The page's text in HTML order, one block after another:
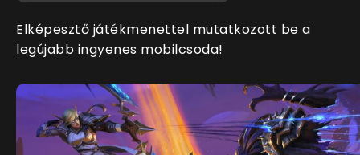
Elképesztő játékmenettel mutatkozott be a
legújabb ingyenes mobilcsoda!